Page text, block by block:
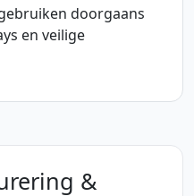
doorgaans
en veilige
&